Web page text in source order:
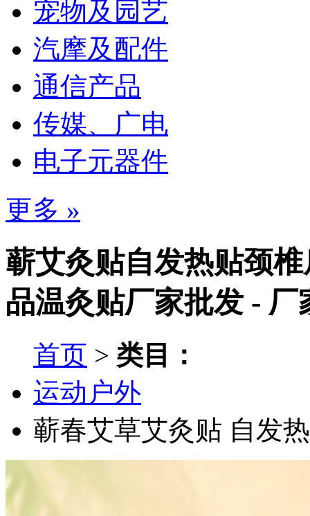
宠物及园艺
汽摩及配件
通信产品
传媒、广电
电子元器件
更多 »
蕲艾灸贴自发热贴颈
品温灸贴厂家批发 - 厂
首页 > 类目：
运动户外
蕲春艾草艾灸贴 自发